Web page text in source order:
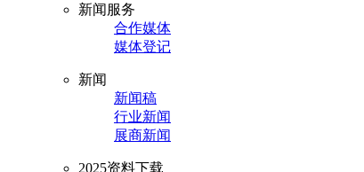
新闻服务
合作媒体
媒体登记
新闻
新闻稿
行业新闻
展商新闻
2025资料下载